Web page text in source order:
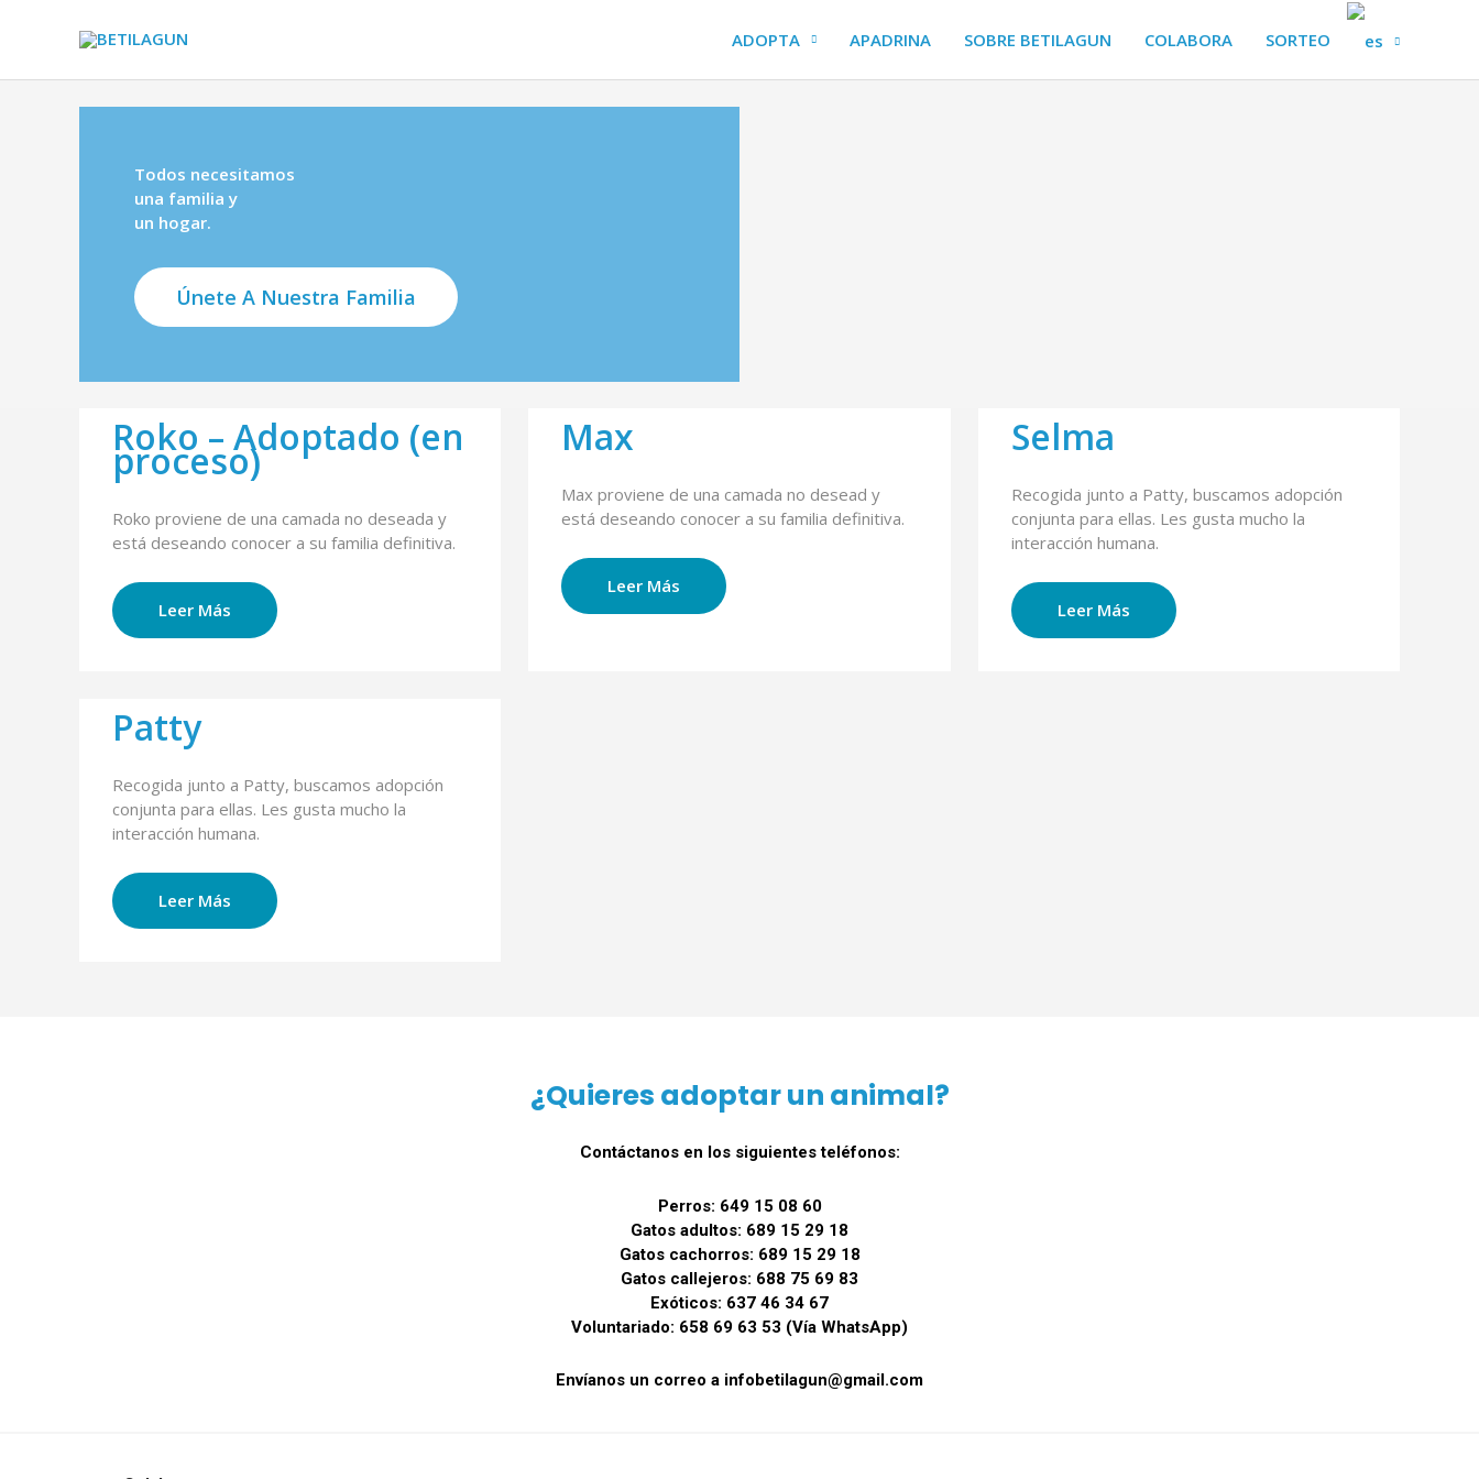
ADOPTA APADRINA SOBRE BETILAGUN COLABORA SORTEO
Todos necesitamos
una familia y
un hogar.
Únete A Nuestra Familia
Roko – Adoptado (en
proceso)
Roko proviene de una camada no deseada y
está deseando conocer a su familia definitiva.
Leer Más
Max
Max proviene de una camada no desead y
está deseando conocer a su familia definitiva.
Leer Más
Selma
Recogida junto a Patty, buscamos adopción
conjunta para ellas. Les gusta mucho la
interacción humana.
Leer Más
Patty
Recogida junto a Patty, buscamos adopción
conjunta para ellas. Les gusta mucho la
interacción humana.
Leer Más
¿Quieres adoptar un animal?
Contáctanos en los siguientes teléfonos:
Perros: 649 15 08 60
Gatos adultos: 689 15 29 18
Gatos cachorros: 689 15 29 18
Gatos callejeros: 688 75 69 83
Exóticos: 637 46 34 67
Voluntariado: 658 69 63 53 (Vía WhatsApp)
Envíanos un correo a infobetilagun@gmail.com